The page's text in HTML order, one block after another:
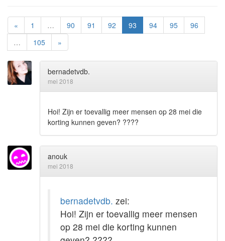
« 1 … 90 91 92 93 94 95
96
…
105 »
bernadetvdb.
mei 2018
Hoi! Zijn er toevallig meer mensen op 28 mei die
korting kunnen geven? ????
anouk
mei 2018
bernadetvdb. zei:
Hoi! Zijn er toevallig meer mensen
op 28 mei die korting kunnen